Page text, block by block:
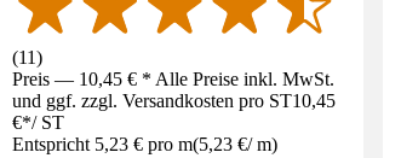
(11)
Preis — 10,45 € * Alle Preise inkl. MwSt.
und ggf. zzgl. Versandkosten pro ST10,45
€*/ ST
Entspricht 5,23 € pro m(5,23 €/ m)